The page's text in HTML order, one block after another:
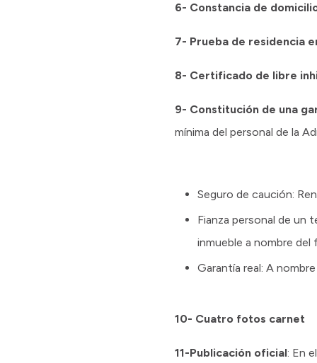
6- Constancia de
7- Prueba de residencia
8- Certificado de libre
9- Constitución de una
mínima del personal de la
Seguro de caución:
Fianza personal de un
inmueble a nombre del
Garantía real: A
10- Cuatro fotos carnet
11-Publicación oficial: En